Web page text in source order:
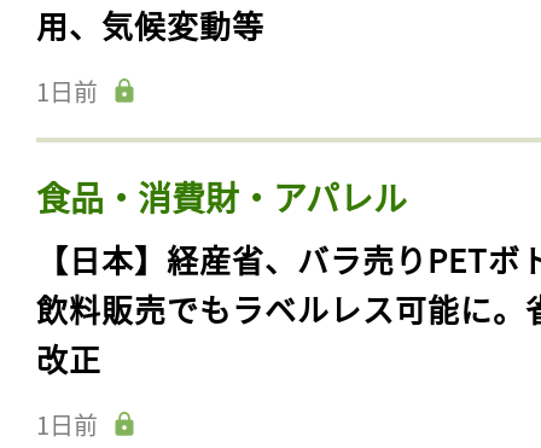
用、気候変動等
1日前
食品・消費財・アパレル
【日本】経産省、バラ売りPETボ
飲料販売でもラベルレス可能に。
改正
1日前